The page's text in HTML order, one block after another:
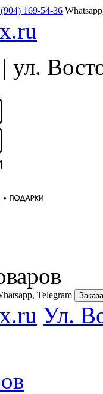
169-54-36
ул.
Telegram
Ул.